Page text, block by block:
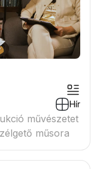
Hír
művészetet
műsora